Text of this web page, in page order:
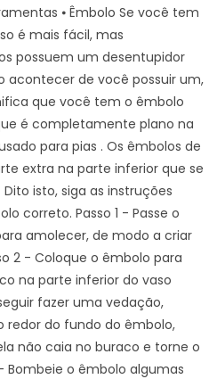
⦁ Êmbolo Se você tem
é mais fácil, mas
possuem um desentupidor
acontecer de você possuir um,
que você tem o êmbolo
é completamente plano na
para pias . Os êmbolos de
extra na parte inferior que se
isto, siga as instruções
correto. Passo 1 - Passe o
amolecer, de modo a criar
2 - Coloque o êmbolo para
na parte inferior do vaso
fazer uma vedação,
redor do fundo do êmbolo,
não caia no buraco e torne o
Bombeie o êmbolo algumas